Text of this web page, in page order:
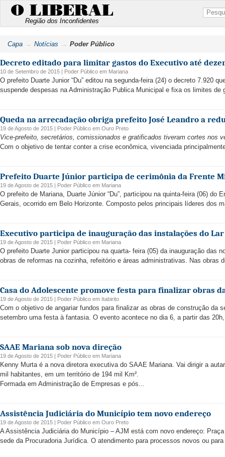
O LIBERAL
Região dos Inconfidentes
Capa Notícias Poder Público
Decreto editado para limitar gastos do Executivo até
10 de Setembro de 2015 | Poder Público em Mariana
O prefeito Duarte Junior “Du” editou na segunda-feira (24) o decreto 7.920
suspende despesas na Administração Publica Municipal e fixa os limites de
Queda na arrecadação obriga prefeito José Leandro a
19 de Agosto de 2015 | Poder Público em Ouro Preto
Vice-prefeito, secretários, comissionados e gratificados tiveram cortes nos
Com o objetivo de tentar conter a crise econômica, vivenciada
Prefeito Duarte Júnior participa de cerimônia da Frente
19 de Agosto de 2015 | Poder Público em Mariana
O prefeito de Mariana, Duarte Júnior “Du”, participou na quinta-feira (06) do
Gerais, ocorrido em Belo Horizonte. Composto pelos principais líderes dos
Executivo participa de inauguração das instalações do
19 de Agosto de 2015 | Poder Público em Mariana
O prefeito Duarte Junior participou na quarta- feira (05) da inauguração das
obras de reformas na cozinha, refeitório e áreas administrativas. Nas obras
Casa do Adolescente promove festa para finalizar obras
19 de Agosto de 2015 | Poder Público em Itabirito
Com o objetivo de angariar fundos para finalizar as obras de construção da
setembro uma festa à fantasia. O evento acontece no dia 6, a partir das
SAAE Mariana sob nova direção
19 de Agosto de 2015 | Poder Público em Mariana
Kenny Murta é a nova diretora executiva do SAAE Mariana. Vai dirigir a
mil habitantes, em um território de 194 mil Km².
Formada em Administração de Empresas e pós...
Assistência Judiciária do Município tem novo endereço
19 de Agosto de 2015 | Poder Público em Ouro Preto
A Assistência Judiciária do Município – AJM está com novo endereço:
sede da Procuradoria Jurídica. O atendimento para processos novos ou